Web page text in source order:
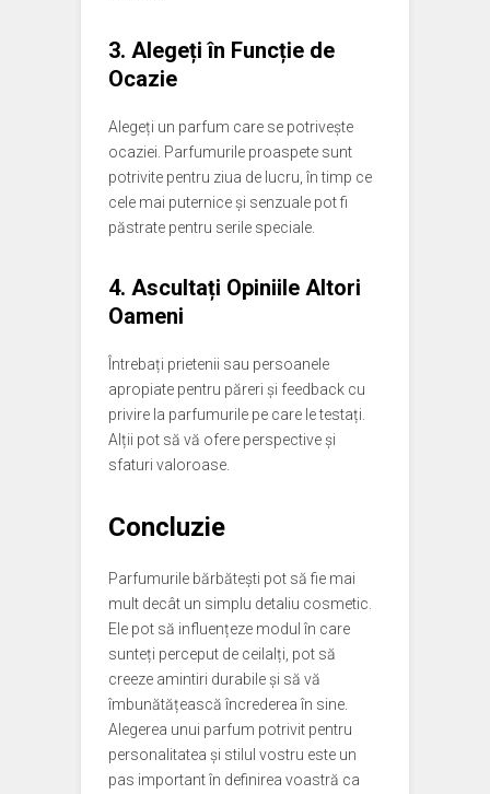
3. Alegeți în Funcție de
Ocazie
Alegeți un parfum care se potrivește
ocaziei. Parfumurile proaspete sunt
potrivite pentru ziua de lucru, în timp ce
cele mai puternice și senzuale pot fi
păstrate pentru serile speciale.
4. Ascultați Opiniile Altori
Oameni
Întrebați prietenii sau persoanele
apropiate pentru păreri și feedback cu
privire la parfumurile pe care le testați.
Alții pot să vă ofere perspective și
sfaturi valoroase.
Concluzie
Parfumurile bărbătești pot să fie mai
mult decât un simplu detaliu cosmetic.
Ele pot să influențeze modul în care
sunteți perceput de ceilalți, pot să
creeze amintiri durabile și să vă
îmbunătățească încrederea în sine.
Alegerea unui parfum potrivit pentru
personalitatea și stilul vostru este un
pas important în definirea voastră ca